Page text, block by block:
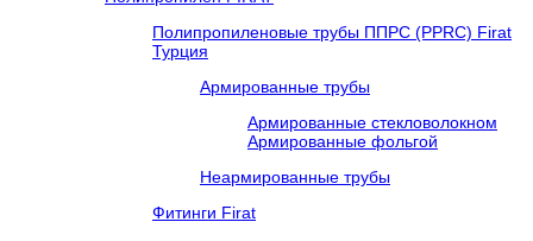
Полипропиленовые трубы ППРС (PPRC) Firat
Турция
Армированные трубы
Армированные стекловолокном
Армированные фольгой
Неармированные трубы
Фитинги Firat